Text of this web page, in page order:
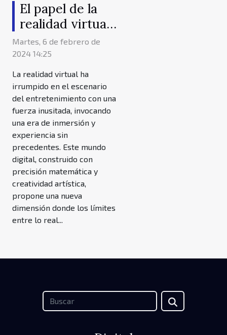
El papel de la
realidad virtual
en la
transformación
del
entretenimiento
Martes, 6 de febrero de
2024 14:25
La realidad virtual ha
irrumpido en el escenario
del entretenimiento con una
fuerza inusitada, invocando
una era de inmersión y
experiencia sin
precedentes. Este mundo
digital, construido con
precisión matemática y
creatividad artística,
propone una nueva
dimensión donde los límites
entre lo real...